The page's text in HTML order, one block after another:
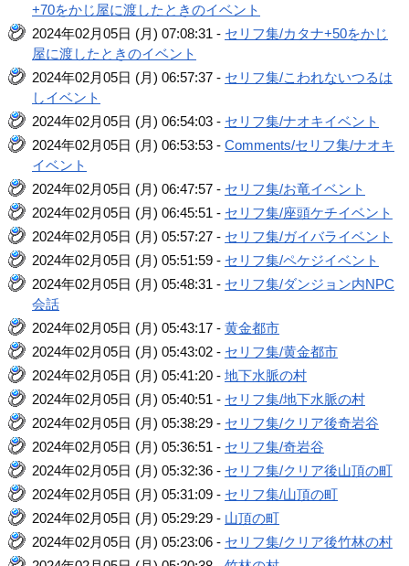
+70をかじ屋に渡したときのイベント
2024年02月05日 (月) 07:08:31 - セリフ集/カタナ+50をかじ
屋に渡したときのイベント
2024年02月05日 (月) 06:57:37 - セリフ集/こわれないつるは
しイベント
2024年02月05日 (月) 06:54:03 - セリフ集/ナオキイベント
2024年02月05日 (月) 06:53:53 -Comments/セリフ集/ナオキ
イベント
2024年02月05日 (月) 06:47:57 - セリフ集/お竜イベント
2024年02月05日 (月) 06:45:51 - セリフ集/座頭ケチイベント
2024年02月05日 (月) 05:57:27 - セリフ集/ガイバライベント
2024年02月05日 (月) 05:51:59 - セリフ集/ペケジイベント
2024年02月05日 (月) 05:48:31 - セリフ集/ダンジョン内NPC
会話
2024年02月05日 (月) 05:43:17 -黄金都市
2024年02月05日 (月) 05:43:02 - セリフ集/黄金都市
2024年02月05日 (月) 05:41:20 -地下水脈の村
2024年02月05日 (月) 05:40:51 - セリフ集/地下水脈の村
2024年02月05日 (月) 05:38:29 - セリフ集/クリア後奇岩谷
2024年02月05日 (月) 05:36:51 - セリフ集/奇岩谷
2024年02月05日 (月) 05:32:36 - セリフ集/クリア後山頂の町
2024年02月05日 (月) 05:31:09 - セリフ集/山頂の町
2024年02月05日 (月) 05:29:29 - 山頂の町
2024年02月05日 (月) 05:23:06 - セリフ集/クリア後竹林の村